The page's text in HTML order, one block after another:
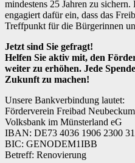
mindestens 25 Jahren zu
engagiert dafür ein, dass das
Treffpunkt für die Bürgerinnen
Jetzt sind Sie gefragt!
Helfen Sie aktiv mit, den
weiter zu erhöhen. Jede
Zukunft zu machen!
Unsere Bankverbindung lautet:
Förderverein Freibad
Volksbank im Münsterland eG
IBAN: DE73 4036 1906 2300
BIC: GENODEM1IBB
Betreff: Renovierung